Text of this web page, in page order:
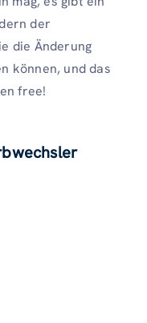
der
die Änderung
können, und das
free!